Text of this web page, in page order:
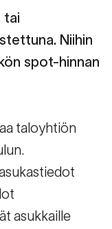
tai
Niihin
spot-hinnan
taloyhtiön
asukkaille